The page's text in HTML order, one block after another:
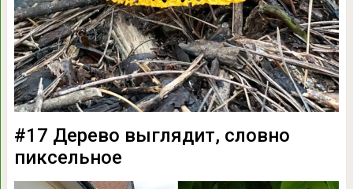
#17 Дерево выглядит, словно
пиксельное